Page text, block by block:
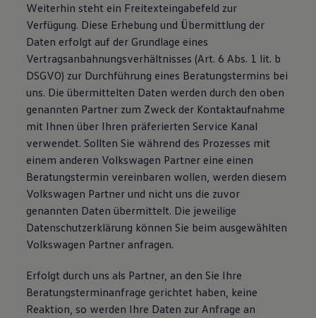
Weiterhin steht ein Freitexteingabefeld zur
Verfügung. Diese Erhebung und Übermittlung der
Daten erfolgt auf der Grundlage eines
Vertragsanbahnungsverhältnisses (Art. 6 Abs. 1 lit. b
DSGVO) zur Durchführung eines Beratungstermins bei
uns. Die übermittelten Daten werden durch den oben
genannten Partner zum Zweck der Kontaktaufnahme
mit Ihnen über Ihren präferierten Service Kanal
verwendet. Sollten Sie während des Prozesses mit
einem anderen Volkswagen Partner eine einen
Beratungstermin vereinbaren wollen, werden diesem
Volkswagen Partner und nicht uns die zuvor
genannten Daten übermittelt. Die jeweilige
Datenschutzerklärung können Sie beim ausgewählten
Volkswagen Partner anfragen.
Erfolgt durch uns als Partner, an den Sie Ihre
Beratungsterminanfrage gerichtet haben, keine
Reaktion, so werden Ihre Daten zur Anfrage an